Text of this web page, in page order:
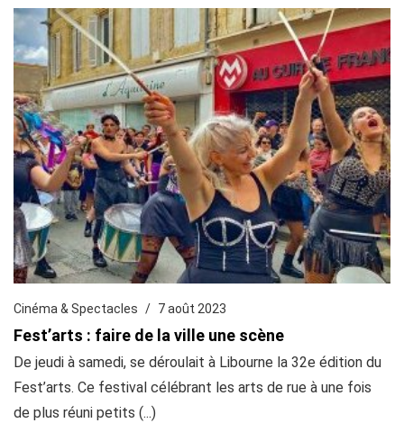
Cinéma & Spectacles 7 août 2023
Fest’arts : faire de la ville une scène
De jeudi à samedi, se déroulait à Libourne la 32e édition du
Fest’arts. Ce festival célébrant les arts de rue à une fois
de plus réuni petits (...)